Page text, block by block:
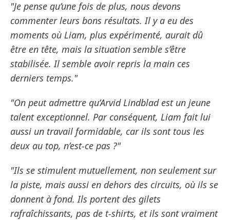
"Je pense qu’une fois de plus, nous devons
commenter leurs bons résultats. Il y a eu des
moments où Liam, plus expérimenté, aurait dû
être en tête, mais la situation semble s’être
stabilisée. Il semble avoir repris la main ces
derniers temps."
"On peut admettre qu’Arvid Lindblad est un jeune
talent exceptionnel. Par conséquent, Liam fait lui
aussi un travail formidable, car ils sont tous les
deux au top, n’est-ce pas ?"
"Ils se stimulent mutuellement, non seulement sur
la piste, mais aussi en dehors des circuits, où ils se
donnent à fond. Ils portent des gilets
rafraîchissants, pas de t-shirts, et ils sont vraiment